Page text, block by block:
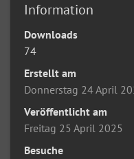
Information
Downloads
74
Erstellt am
Donnerstag 24 April
Veröffentlicht am
Freitag 25 April 2025
Besuche